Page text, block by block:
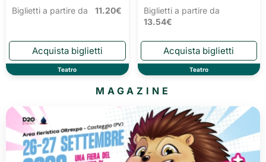
Biglietti a partire da 11.20€
Teatro
Biglietti a partire da
13.54€
Teatro
MAGAZINE